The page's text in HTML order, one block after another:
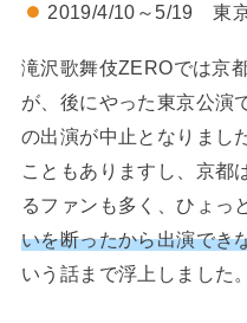
2019/4/10～5/19 東
滝沢歌舞伎ZEROでは京
が、後にやった東京公演
の出演が中止となりまし
こともありますし、京都
るファンも多く、ひょっ
いを断ったから出演でき
いう話まで浮上しました。